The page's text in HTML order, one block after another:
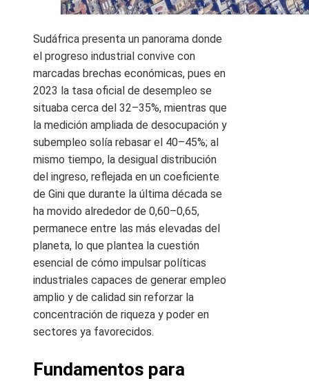
Sudáfrica presenta un panorama donde
el progreso industrial convive con
marcadas brechas económicas, pues en
2023 la tasa oficial de desempleo se
situaba cerca del 32–35%, mientras que
la medición ampliada de desocupación y
subempleo solía rebasar el 40–45%; al
mismo tiempo, la desigual distribución
del ingreso, reflejada en un coeficiente
de Gini que durante la última década se
ha movido alrededor de 0,60–0,65,
permanece entre las más elevadas del
planeta, lo que plantea la cuestión
esencial de cómo impulsar políticas
industriales capaces de generar empleo
amplio y de calidad sin reforzar la
concentración de riqueza y poder en
sectores ya favorecidos.
Fundamentos para